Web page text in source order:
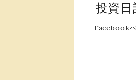
投資
Facebook